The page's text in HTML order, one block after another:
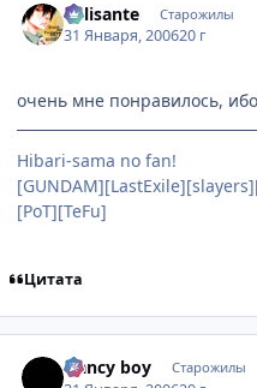
Milisante Старожилы
31 Января, 200620 г
очень мне понравилось,
Hibari-sama no fan!
[PoT][TeFu]
Цитата
Nancy boy Старожилы